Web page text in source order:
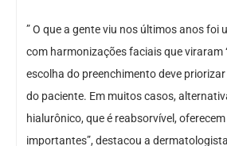
” O que a gente viu nos últimos anos foi
com harmonizações faciais que viraram
escolha do preenchimento deve
do paciente. Em muitos casos,
hialurônico, que é reabsorvível,
importantes”, destacou a